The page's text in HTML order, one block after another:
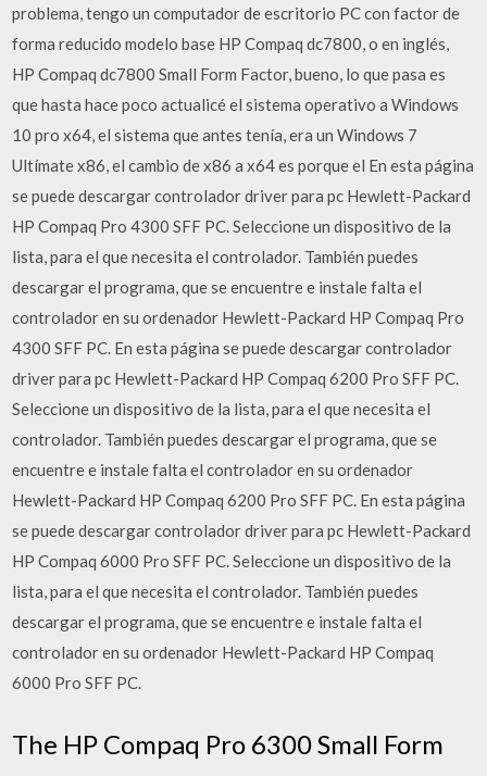
problema, tengo un computador de escritorio PC con factor de
forma reducido modelo base HP Compaq dc7800, o en inglés,
HP Compaq dc7800 Small Form Factor, bueno, lo que pasa es
que hasta hace poco actualicé el sistema operativo a Windows
10 pro x64, el sistema que antes tenía, era un Windows 7
Ultímate x86, el cambio de x86 a x64 es porque el En esta página
se puede descargar controlador driver para pc Hewlett-Packard
HP Compaq Pro 4300 SFF PC. Seleccione un dispositivo de la
lista, para el que necesita el controlador. También puedes
descargar el programa, que se encuentre e instale falta el
controlador en su ordenador Hewlett-Packard HP Compaq Pro
4300 SFF PC. En esta página se puede descargar controlador
driver para pc Hewlett-Packard HP Compaq 6200 Pro SFF PC.
Seleccione un dispositivo de la lista, para el que necesita el
controlador. También puedes descargar el programa, que se
encuentre e instale falta el controlador en su ordenador
Hewlett-Packard HP Compaq 6200 Pro SFF PC. En esta página
se puede descargar controlador driver para pc Hewlett-Packard
HP Compaq 6000 Pro SFF PC. Seleccione un dispositivo de la
lista, para el que necesita el controlador. También puedes
descargar el programa, que se encuentre e instale falta el
controlador en su ordenador Hewlett-Packard HP Compaq
6000 Pro SFF PC.
The HP Compaq Pro 6300 Small Form